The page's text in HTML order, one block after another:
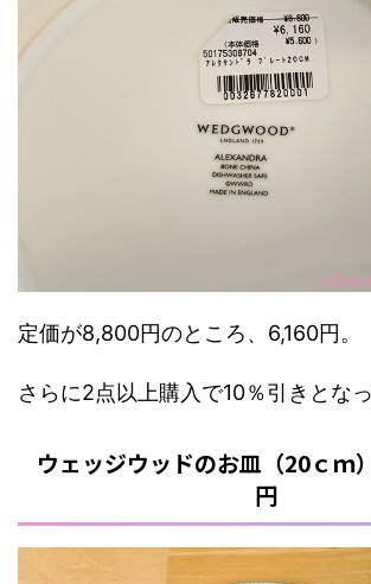
定価が8,800円のところ、6,160円。
さらに2点以上購入で10％引きとな
ウェッジウッドのお皿（20ｃ
円